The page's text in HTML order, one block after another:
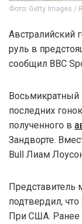
Фото: Getty Images /
Австралийский
руль в
сообщил BBC
Восьмикратный
последних
полученного в
Зандворте.
Bull Лиам
подтвердил,
При США. Ранее